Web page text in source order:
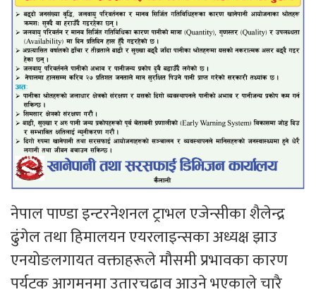
नेपाल पाण्डा इन्टरनेशनल ट्राभल एजेन्सीका शैलेन्द्र
ढुंगेल तथा हिमालयन एयरलाइन्सका अध्यक्ष झाउ
एनयोङलगायत वक्ताहरूले मौसमी प्रभावका कारण
पर्यटक आगमनमा उतारचढाव आउने भएकाले चारै